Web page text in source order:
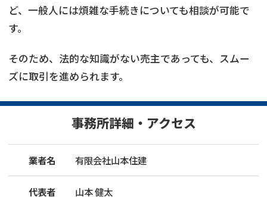
ど、一般人には煩雑な手続きについても相談が可能で
す。
そのため、法的な知識がない売主であっても、スムー
ズに取引を進められます。
事務所詳細・アクセス
業者名 有限会社山本住建
代表者 山本 健太